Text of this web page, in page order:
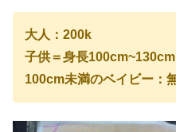
大人：200k
子供＝身長
100cm未満のベイビー：